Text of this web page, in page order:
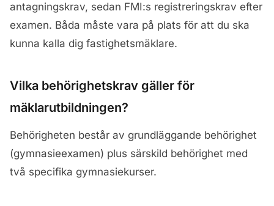
antagningskrav, sedan FMI:s registreringskrav efter
examen. Båda måste vara på plats för att du ska
kunna kalla dig fastighetsmäklare.
Vilka behörighetskrav gäller för
mäklarutbildningen?
Behörigheten består av grundläggande behörighet
(gymnasieexamen) plus särskild behörighet med
två specifika gymnasiekurser.